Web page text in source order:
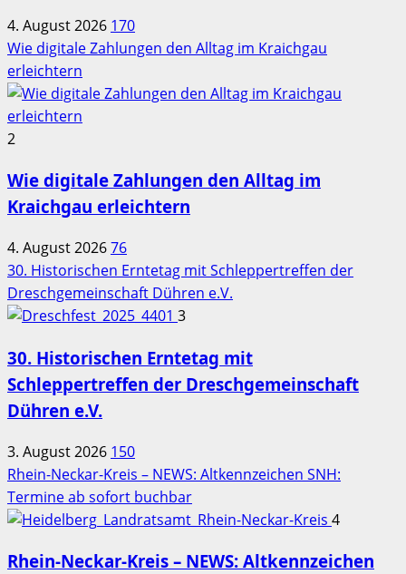
4. August 2026 170
Wie digitale Zahlungen den Alltag im Kraichgau
erleichtern
2
Wie digitale Zahlungen den Alltag im
Kraichgau erleichtern
4. August 202676
30. Historischen Erntetag mit Schleppertreffen der
Dreschgemeinschaft Dühren e.V.
3
30. Historischen Erntetag mit
Schleppertreffen der Dreschgemeinschaft
Dühren e.V.
3. August 2026 150
Rhein-Neckar-Kreis – NEWS: Altkennzeichen SNH:
Termine ab sofort buchbar
4
Rhein-Neckar-Kreis – NEWS: Altkennzeichen